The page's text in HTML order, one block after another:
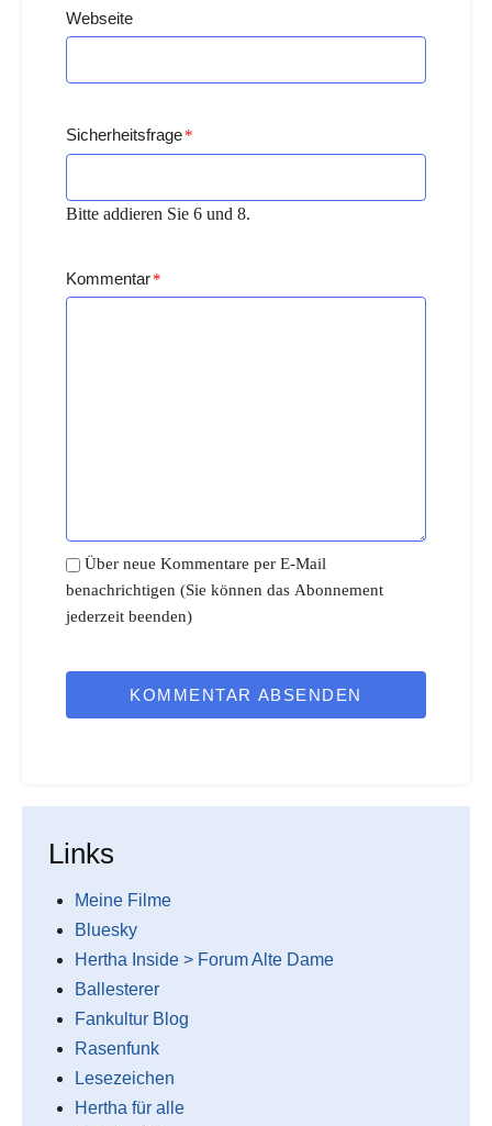
Webseite
Sicherheitsfrage*
Bitte addieren Sie 6 und 8.
Kommentar*
Über neue Kommentare per E-Mail
benachrichtigen (Sie können das Abonnement
jederzeit beenden)
KOMMENTAR ABSENDEN
Links
Meine Filme
Bluesky
Hertha Inside > Forum Alte Dame
Ballesterer
Fankultur Blog
Rasenfunk
Lesezeichen
Hertha für alle